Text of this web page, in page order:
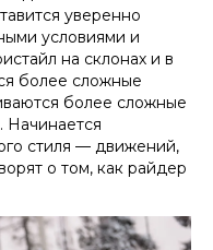
уверенно
условиями и
на склонах и в
более сложные
более сложные
Начинается
стиля — движений,
о том, как райдер